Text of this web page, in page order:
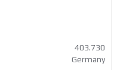
403.730
Germany